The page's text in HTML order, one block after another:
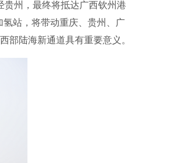
州，最终将抵达广西钦州港
氢站，将带动重庆、贵州、广
部陆海新通道具有重要意义。